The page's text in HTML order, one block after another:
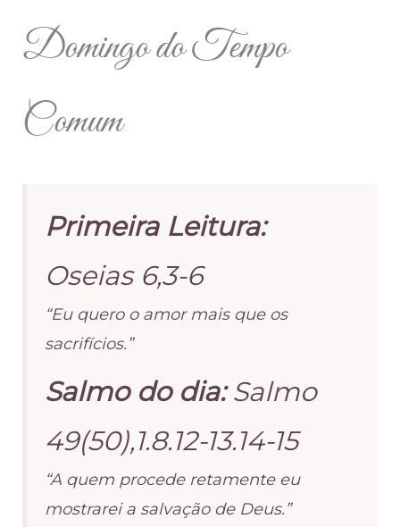
Domingo do Tempo
Comum
Primeira Leitura:
Oseias 6,3-6
“Eu quero o amor mais que os
sacrifícios.”
Salmo do dia:Salmo
49(50),1.8.12-13.14-15
“A quem procede retamente eu
mostrarei a salvação de Deus.”